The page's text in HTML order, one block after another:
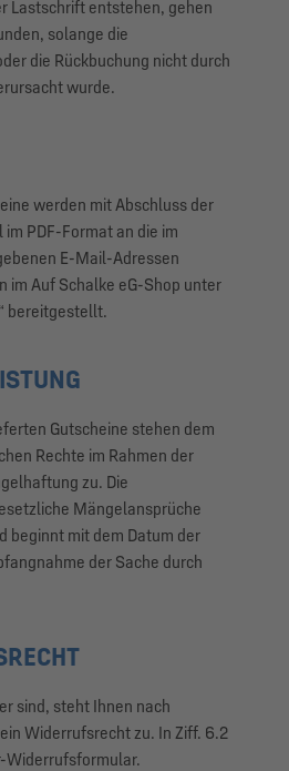
Lastschrift entstehen, gehen
solange die
die Rückbuchung nicht durch
wurde.
werden mit Abschluss der
PDF-Format an die im
E-Mail-Adressen
im Auf Schalke eG-Shop unter
bereitgestellt.
Gutscheine stehen dem
Rechte im Rahmen der
zu. Die
Mängelansprüche
beginnt mit dem Datum der
der Sache durch
sind, steht Ihnen nach
Widerrufsrecht zu. In Ziff. 6.2
Widerrufsformular.